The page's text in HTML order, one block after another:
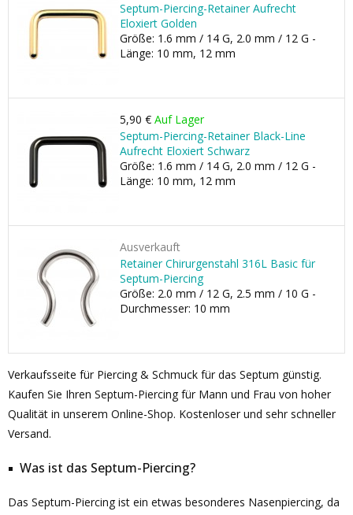
Septum-Piercing-Retainer Aufrecht
Eloxiert Golden
Größe: 1.6 mm / 14 G, 2.0 mm / 12 G -
Länge: 10 mm, 12 mm
5,90 € Auf Lager
Septum-Piercing-Retainer Black-Line
Aufrecht Eloxiert Schwarz
Größe: 1.6 mm / 14 G, 2.0 mm / 12 G -
Länge: 10 mm, 12 mm
Ausverkauft
Retainer Chirurgenstahl 316L Basic für
Septum-Piercing
Größe: 2.0 mm / 12 G, 2.5 mm / 10 G -
Durchmesser: 10 mm
Verkaufsseite für Piercing & Schmuck für das Septum günstig.
Kaufen Sie Ihren Septum-Piercing für Mann und Frau von hoher
Qualität in unserem Online-Shop. Kostenloser und sehr schneller
Versand.
Was ist das Septum-Piercing?
Das Septum-Piercing ist ein etwas besonderes Nasenpiercing, da